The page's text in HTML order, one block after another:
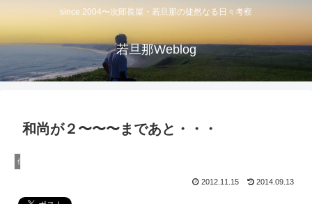
since 2004〜次郎長屋・若旦那の徒然なる日々考察
若旦那Weblog
和尚が２〜〜〜まであと・・・
佃煮
2012.11.15 2014.09.13